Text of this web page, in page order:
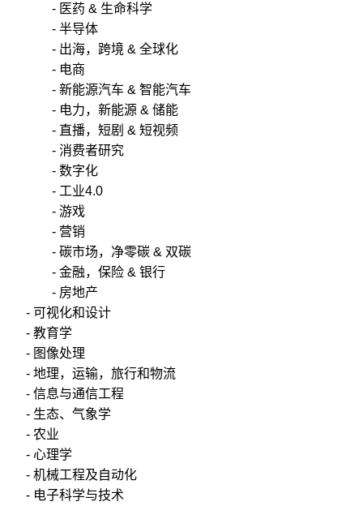
- 医药 & 生命科学
- 半导体
- 出海，跨境 & 全球化
- 电商
- 新能源汽车 & 智能汽车
- 电力，新能源 & 储能
- 直播，短剧 & 短视频
- 消费者研究
- 数字化
- 工业4.0
- 游戏
- 营销
- 碳市场，净零碳 & 双碳
- 金融，保险 & 银行
- 房地产
- 可视化和设计
- 教育学
- 图像处理
- 地理，运输，旅行和物流
- 信息与通信工程
- 生态、气象学
- 农业
- 心理学
- 机械工程及自动化
- 电子科学与技术